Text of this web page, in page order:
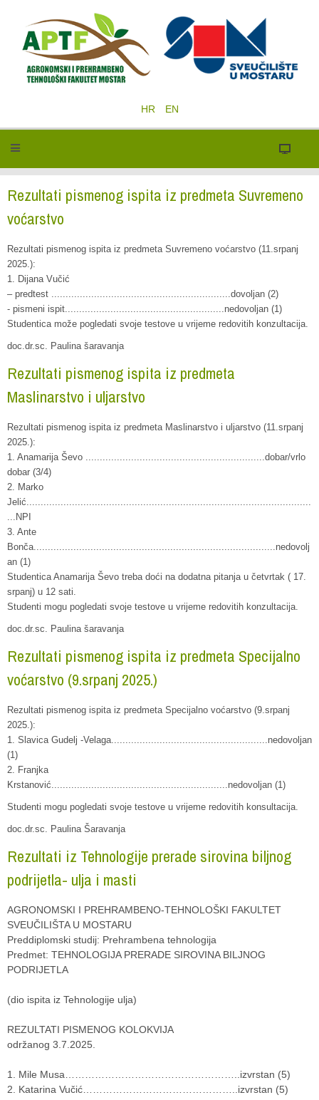
HR EN
Rezultati pismenog ispita iz predmeta Suvremeno
voćarstvo
Rezultati pismenog ispita iz predmeta Suvremeno voćarstvo (11.srpanj
2025.):
1. Dijana Vučić
– predtest ...............................................................dovoljan (2)
- pismeni ispit........................................................nedovoljan (1)
Studentica može pogledati svoje testove u vrijeme redovitih konzultacija.
doc.dr.sc. Paulina šaravanja
Rezultati pismenog ispita iz predmeta
Maslinarstvo i uljarstvo
Rezultati pismenog ispita iz predmeta Maslinarstvo i uljarstvo (11.srpanj
2025.):
1. Anamarija Ševo ...............................................................dobar/vrlo
dobar (3/4)
2. Marko
Jelić....................................................................................................
...NPI
3. Ante
Bonča.....................................................................................nedovolj
an (1)
Studentica Anamarija Ševo treba doći na dodatna pitanja u četvrtak ( 17.
srpanj) u 12 sati.
Studenti mogu pogledati svoje testove u vrijeme redovitih konzultacija.
doc.dr.sc. Paulina šaravanja
Rezultati pismenog ispita iz predmeta Specijalno
voćarstvo (9.srpanj 2025.)
Rezultati pismenog ispita iz predmeta Specijalno voćarstvo (9.srpanj
2025.):
1. Slavica Gudelj -Velaga.......................................................nedovoljan
(1)
2. Franjka
Krstanović..............................................................nedovoljan (1)
Studenti mogu pogledati svoje testove u vrijeme redovitih konsultacija.
doc.dr.sc. Paulina Šaravanja
Rezultati iz Tehnologije prerade sirovina biljnog
podrijetla- ulja i masti
AGRONOMSKI I PREHRAMBENO-TEHNOLOŠKI FAKULTET
SVEUČILIŠTA U MOSTARU
Preddiplomski studij: Prehrambena tehnologija
Predmet: TEHNOLOGIJA PRERADE SIROVINA BILJNOG
PODRIJETLA
(dio ispita iz Tehnologije ulja)
REZULTATI PISMENOG KOLOKVIJA
održanog 3.7.2025.
1. Mile Musa……………………………………………..izvrstan (5)
2. Katarina Vučić………………………………………..izvrstan (5)